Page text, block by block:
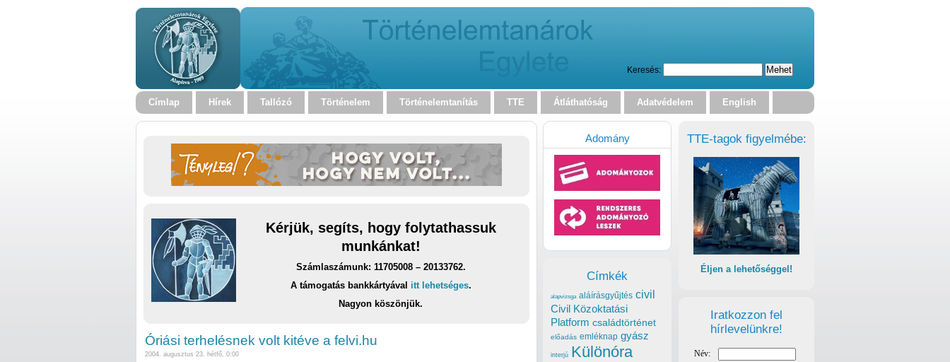
Keresés:
Címlap Hírek Tallózó Történelem Történelemtanítás TTE Átláthatóság Adatvédelem English
Kérjük, segíts, hogy folytathassuk
munkánkat!
Számlaszámunk: 11705008 – 20133762.
A támogatás bankkártyával itt lehetséges.
Nagyon köszönjük.
Óriási terhelésnek volt kitéve a felvi.hu
2004. augusztus 23. hétfő, 0:00
TTE-tagok figyelmébe:
Éljen a lehetőséggel!
Iratkozzon fel
hírlevelünkre!
Adomány
Címkék
alapvizsga aláírásgyűjtés civil
Civil Közoktatási
Platform családtörténet
előadás emléknap gyász
interjú Különóra